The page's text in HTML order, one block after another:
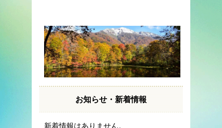
お知らせ・新着情報
新着情報はありません。